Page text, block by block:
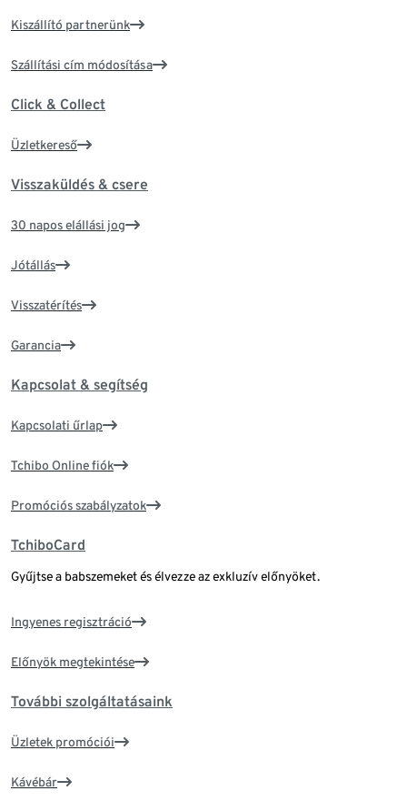
Kiszállító partnerünk
Szállítási cím módosítása
Click & Collect
Üzletkereső
Visszaküldés & csere
30 napos elállási jog
Jótállás
Visszatérítés
Garancia
Kapcsolat & segítség
Kapcsolati űrlap
Tchibo Online fiók
Promóciós szabályzatok
TchiboCard
Gyűjtse a babszemeket és élvezze az exkluzív előnyöket.
Ingyenes regisztráció
Előnyök megtekintése
További szolgáltatásaink
Üzletek promóciói
Kávébár